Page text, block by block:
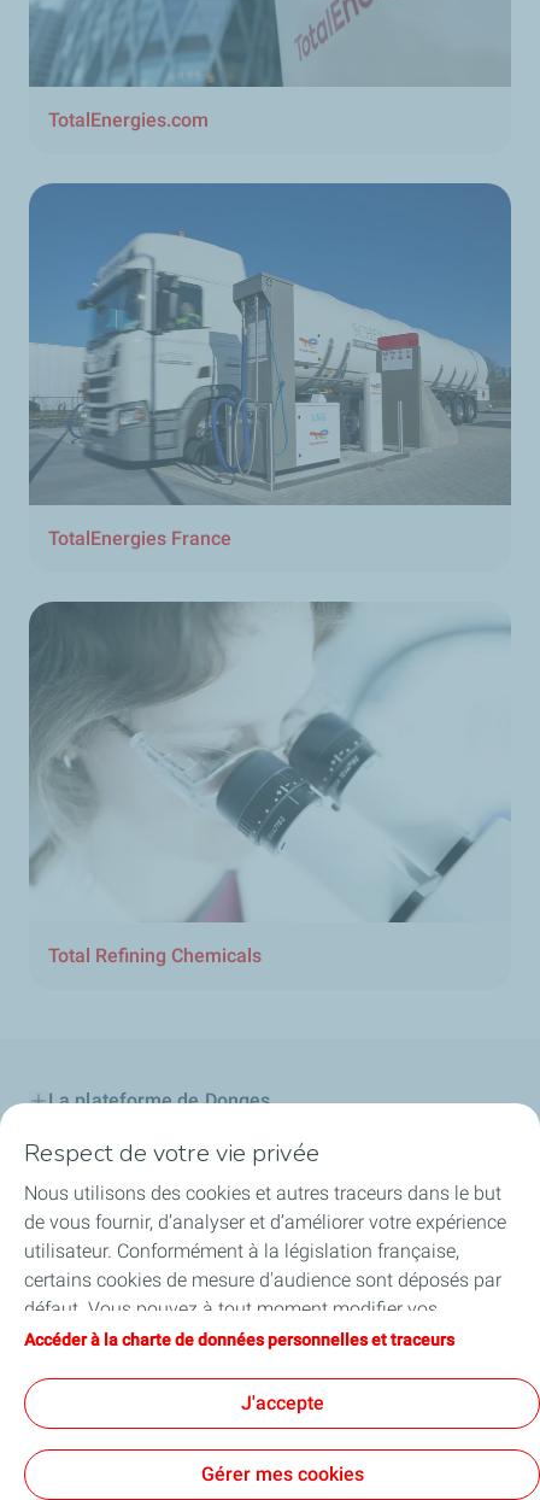
TotalEnergies.com
TotalEnergies France
Total Refining Chemicals
La plateforme de Donges
Notre engagement
Projet d'avenir
Maintenance
Publications
Suivi des signalements
Respect de votre vie privée
Nous utilisons des cookies et autres traceurs dans le but
de vous fournir, d’analyser et d’améliorer votre expérience
utilisateur. Conformément à la législation française,
certains cookies de mesure d'audience sont déposés par
défaut. Vous pouvez à tout moment modifier vos
paramètres de cookies en cliquant sur le bouton « Gérer
vous acceptez le dépôt de l’ensemble des cookies. Dans le
cas où vous cliquez sur « Je refuse », seuls les cookies
techniques nécessaires au bon fonctionnement du site
seront utilisés. Pour plus d’informations, vous pouvez
Accéder à la charte de données personnelles et traceurs
J'accepte
Gérer mes cookies